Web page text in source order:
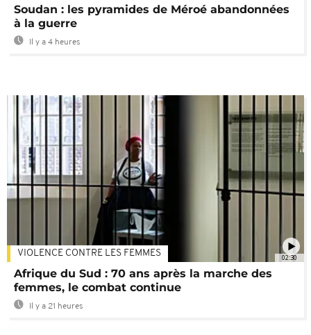
Soudan : les pyramides de Méroé abandonnées
à la guerre
Il y a 4 heures
02:30
VIOLENCE CONTRE LES FEMMES
Afrique du Sud : 70 ans après la marche des
femmes, le combat continue
Il y a 21 heures